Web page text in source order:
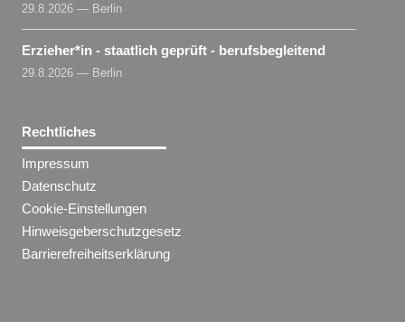
29.8.2026 — Berlin
Erzieher​*in - staatlich geprüft - berufsbegleitend
29.8.2026 — Berlin
Rechtliches
Impressum
Datenschutz
Cookie-Einstellungen
Hinweisgeberschutzgesetz
Barrierefreiheitserklärung